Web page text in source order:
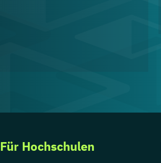
Für Hochschulen